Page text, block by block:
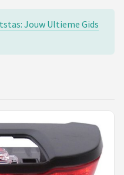
Jouw Ultieme Gids